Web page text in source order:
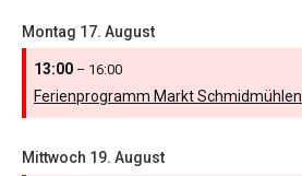
Montag 17. August
13:00 – 16:00
Ferienprogramm Markt Schmidmühlen
Mittwoch 19. August